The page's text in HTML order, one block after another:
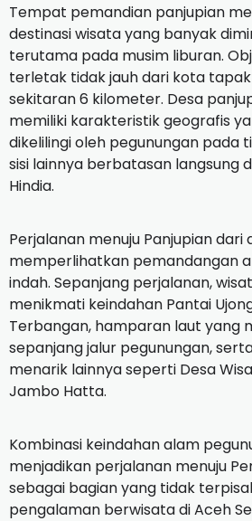
Tempat pemandian panjupian
destinasi wisata yang banyak
terutama pada musim liburan.
terletak tidak jauh dari kota
sekitaran 6 kilometer. Desa
memiliki karakteristik geografis
dikelilingi oleh pegunungan pada
sisi lainnya berbatasan langsung
Hindia.
Perjalanan menuju Panjupian dari
memperlihatkan pemandangan
indah. Sepanjang perjalanan,
menikmati keindahan Pantai
Terbangan, hamparan laut yang
sepanjang jalur pegunungan,
menarik lainnya seperti Desa
Jambo Hatta.
Kombinasi keindahan alam
menjadikan perjalanan menuju
sebagai bagian yang tidak
pengalaman berwisata di Aceh